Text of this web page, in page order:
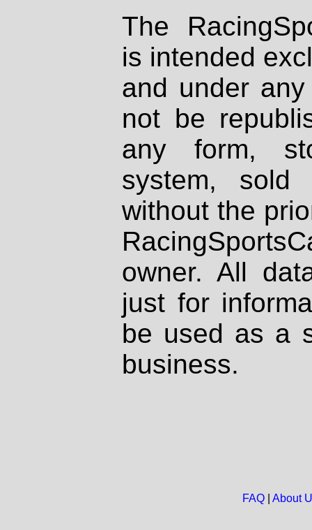
The
is intended
and under
not be
any form,
system, sold
without the
owner. All
just for
be used as a
business.
FAQ| About